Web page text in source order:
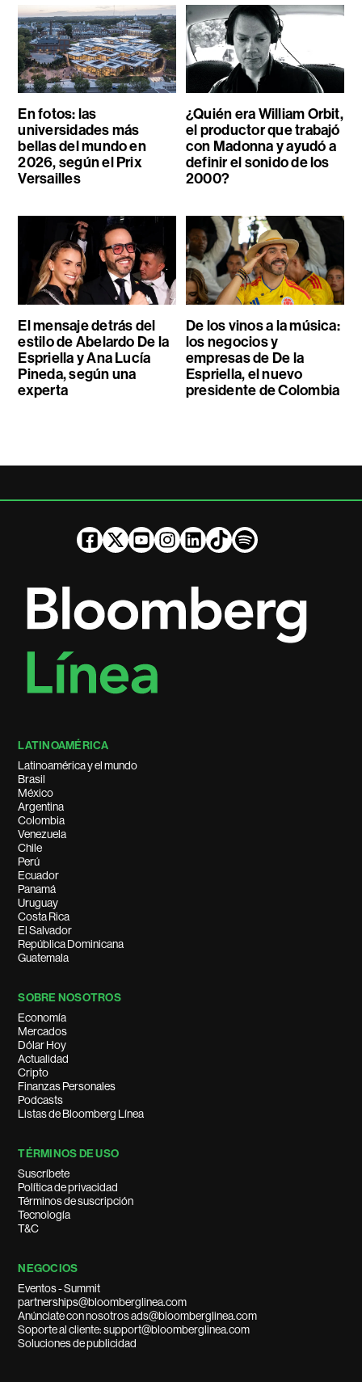
En fotos: las
universidades más
bellas del mundo en
2026, según el Prix
Versailles
¿Quién era William Orbit,
el productor que trabajó
con Madonna y ayudó a
definir el sonido de los
2000?
El mensaje detrás del
estilo de Abelardo De la
Espriella y Ana Lucía
Pineda, según una
experta
De los vinos a la música:
los negocios y
empresas de De la
Espriella, el nuevo
presidente de Colombia
LATINOAMÉRICA
Latinoamérica y el mundo
Brasil
México
Argentina
Colombia
Venezuela
Chile
Perú
Ecuador
Panamá
Uruguay
Costa Rica
El Salvador
República Dominicana
Guatemala
SOBRE NOSOTROS
Economía
Mercados
Dólar Hoy
Actualidad
Cripto
Finanzas Personales
Podcasts
Listas de Bloomberg Línea
TÉRMINOS DE USO
Suscríbete
Política de privacidad
Términos de suscripción
Tecnología
T&C
NEGOCIOS
Eventos - Summit
partnerships@bloomberglinea.com
Anúnciate con nosotros ads@bloomberglinea.com
Soporte al cliente: support@bloomberglinea.com
Soluciones de publicidad